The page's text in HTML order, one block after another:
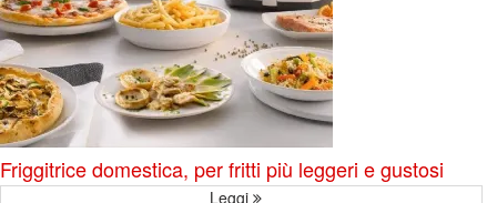
Friggitrice domestica, per fritti più leggeri e gustosi
Leggi